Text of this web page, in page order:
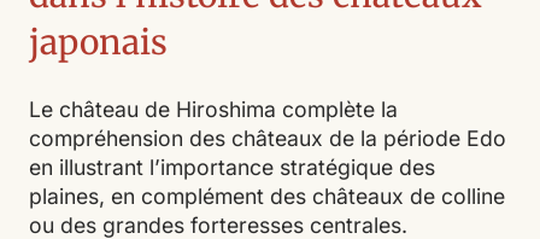
japonais
Le château de Hiroshima complète la
compréhension des châteaux de la période Edo
en illustrant l’importance stratégique des
plaines, en complément des châteaux de colline
ou des grandes forteresses centrales.